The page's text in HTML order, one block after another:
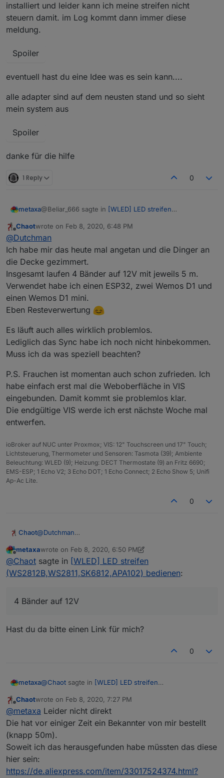
installiert und leider kann ich meine streifen nicht
steuern damit. im Log kommt dann immer diese
meldung.
Spoiler
eventuell hast du eine Idee was es sein kann....
alle adapter sind auf dem neusten stand und so sieht
mein system aus
Spoiler
danke für die hilfe
1 Reply 0
metaxa@Beliar_666 sagte in [WLED] LED streifen
Du hast die .bin Datei für Pin3 geflashed...
Hi und Danke! Ich habe heute den ganzen Tag über die
verschiedensten LED Strips gelesen und mich dann
fälschlicher Weise für die Pin3 entschieden. Es gibt ja
auch die "neueren" Stripes, die haben eine Backup
Datenleitung und somit 4 Pins. Ergo habe ich mich
übergescheit für die 3 Pin Variante entstschieden.
Mit der WLED_0.9.0-b1_ESP8266.bin funktioniert es auf
Anhieb ...... wenn man nicht zusätzlich obendrein die
falschen Einstellungen hat wie in meinem Fall 1 MB
Flashspeicher hat. Muss beim letzten mal - vermutlich
Résumé: Läuft auf einem D1 Mini mit dem Datenpin D4
LG, mxa
Offline
Chaotwrote on Feb 8, 2020, 6:48 PM
last edited by
@Dutchman
Ich habe mir das heute mal angetan und die Dinger an
die Decke gezimmert.
Insgesamt laufen 4 Bänder auf 12V mit jeweils 5 m.
Verwendet habe ich einen ESP32, zwei Wemos D1 und
einen Wemos D1 mini.
Eben Resteverwertung
Es läuft auch alles wirklich problemlos.
Lediglich das Sync habe ich noch nicht hinbekommen.
Muss ich da was speziell beachten?
P.S. Frauchen ist momentan auch schon zufrieden. Ich
habe einfach erst mal die Weboberfläche in VIS
eingebunden. Damit kommt sie problemlos klar.
Die endgültige VIS werde ich erst nächste Woche mal
entwerfen.
ioBroker auf NUC unter Proxmox; VIS: 12" Touchscreen und 17" Touch;
Lichtsteuerung, Thermometer und Sensoren: Tasmota (39); Ambiente
Beleuchtung: WLED (9); Heizung: DECT Thermostate (9) an Fritz 6690;
EMS-ESP; 1 Echo V2; 3 Echo DOT; 1 Echo Connect; 2 Echo Show 5; Unifi
Ap-Ac Lite.
0
Chaot@Dutchman
die Decke gezimmert.
Insgesamt laufen 4 Bänder auf 12V mit jeweils 5 m.
Verwendet habe ich einen ESP32, zwei Wemos D1 und
einen Wemos D1 mini.
Es läuft auch alles wirklich problemlos.
Lediglich das Sync habe ich noch nicht hinbekommen.
Muss ich da was speziell beachten?
P.S. Frauchen ist momentan auch schon zufrieden. Ich
Die endgültige VIS werde ich erst nächste Woche mal
Offline
metaxawrote on Feb 8, 2020, 6:50 PM
last edited by metaxaFeb 8, 2020, 8:19 PM
@Chaot sagte in [WLED] LED streifen
(WS2812B,WS2811,SK6812,APA102) bedienen:
4 Bänder auf 12V
Hast du da bitte einen Link für mich?
0
metaxa@Chaot sagte in [WLED] LED streifen
4 Bänder auf 12V
Hast du da bitte einen Link für mich?
Offline
Chaotwrote on Feb 8, 2020, 7:27 PM
last edited by
@metaxa Leider nicht direkt
Die hat vor einiger Zeit ein Bekannter von mir bestellt
(knapp 50m).
Soweit ich das herausgefunden habe müssten das diese
hier sein:
https://de.aliexpress.com/item/33017524374.html?